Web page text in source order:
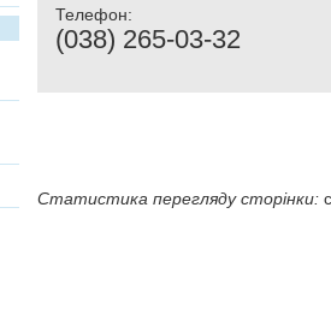
Телефон:
(038) 265-03-32
Статистика перегляду сторінки: